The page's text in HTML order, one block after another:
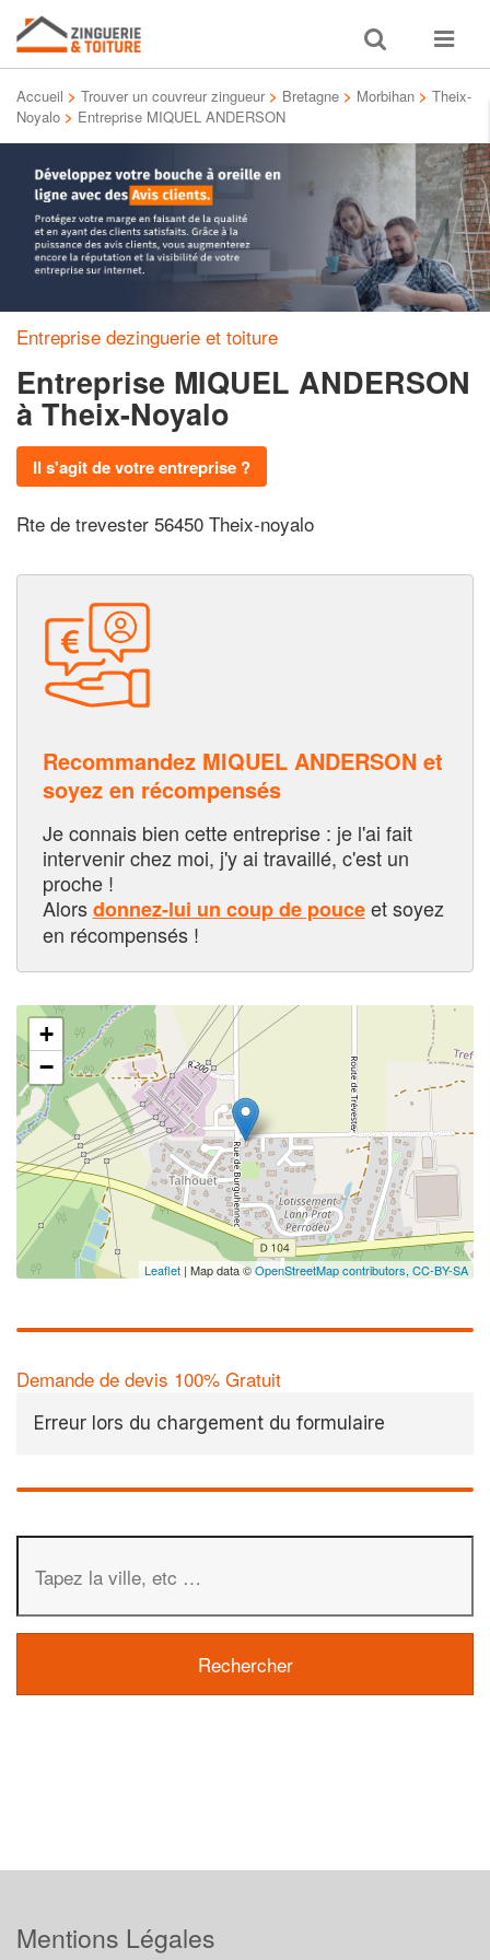
Toggle
search
Toggle
Accueil > Trouver un couvreur zingueur > Bretagne > Morbihan > Theix-
Noyalo > Entreprise MIQUEL ANDERSON
Entreprise dezinguerie et toiture
Entreprise MIQUEL ANDERSON
à Theix-Noyalo
Il s'agit de votre entreprise ?
Rte de trevester 56450 Theix-noyalo
Recommandez MIQUEL ANDERSON et
soyez en récompensés
Je connais bien cette entreprise : je l'ai fait
intervenir chez moi, j'y ai travaillé, c'est un
proche !
Alorsdonnez-lui un coup de pouceet soyez
en récompensés !
+
−
Leaflet | Map data ©OpenStreetMap contributors, CC-BY-SA
Demande de devis 100% Gratuit
Erreur lors du chargement du formulaire
Mentions Légales